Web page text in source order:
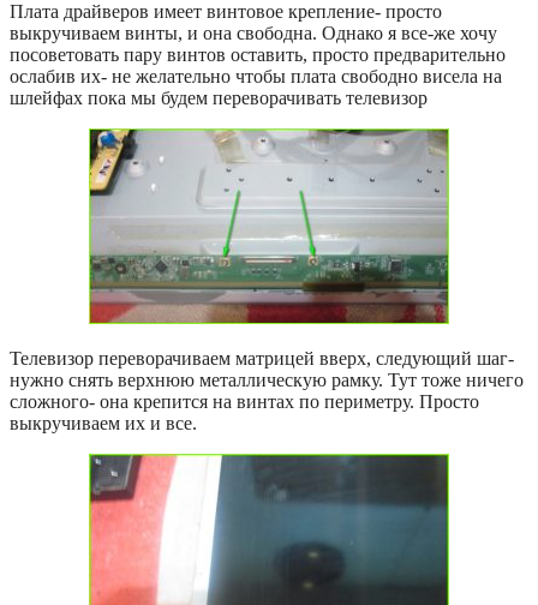
Плата драйверов имеет винтовое крепление- просто
выкручиваем винты, и она свободна. Однако я все-же хочу
посоветовать пару винтов оставить, просто предварительно
ослабив их- не желательно чтобы плата свободно висела на
шлейфах пока мы будем переворачивать телевизор
Телевизор переворачиваем матрицей вверх, следующий шаг-
нужно снять верхнюю металлическую рамку. Тут тоже ничего
сложного- она крепится на винтах по периметру. Просто
выкручиваем их и все.